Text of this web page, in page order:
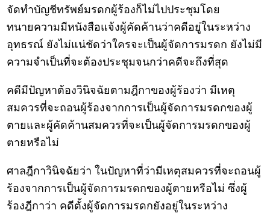
จัดทำบัญชีทรัพย์มรดกผู้ร้องก็ไม่ไปประชุมโดย
ทนายความมีหนังสือแจ้งผู้คัดค้านว่าคดีอยู่ในระหว่าง
อุทธรณ์ ยังไม่แน่ชัดว่าใครจะเป็นผู้จัดการมรดก ยังไม่มี
ความจำเป็นที่จะต้องประชุมจนกว่าคดีจะถึงที่สุด
คดีมีปัญหาต้องวินิจฉัยตามฎีกาของผู้ร้องว่า มีเหตุ
สมควรที่จะถอนผู้ร้องจากการเป็นผู้จัดการมรดกของผู้
ตายและผู้คัดค้านสมควรที่จะเป็นผู้จัดการมรดกของผู้
ตายหรือไม่
ศาลฎีกาวินิจฉัยว่า ในปัญหาที่ว่ามีเหตุสมควรที่จะถอนผู้
ร้องจากการเป็นผู้จัดการมรดกของผู้ตายหรือไม่ ซึ่งผู้
ร้องฎีกาว่า คดีตั้งผู้จัดการมรดกยังอยู่ในระหว่าง